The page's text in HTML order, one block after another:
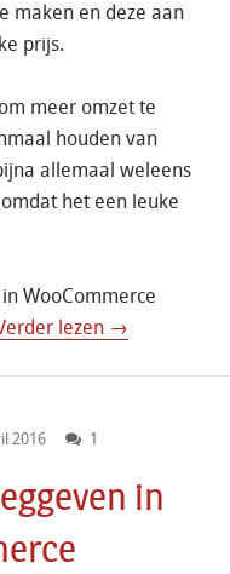
maken en deze aan
prijs.
meer omzet te
houden van
allemaal weleens
het een leuke
WooCommerce
lezen →
2016 1
in